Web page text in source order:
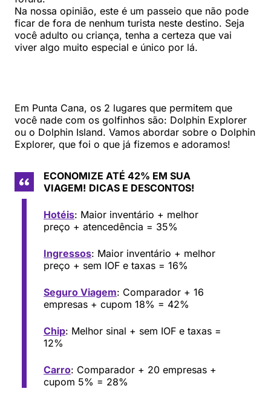
Na nossa opinião, este é um passeio que não pode
ficar de fora de nenhum turista neste destino. Seja
você adulto ou criança, tenha a certeza que vai
viver algo muito especial e único por lá.
Em Punta Cana, os 2 lugares que permitem que
você nade com os golfinhos são: Dolphin Explorer
ou o Dolphin Island. Vamos abordar sobre o Dolphin
Explorer, que foi o que já fizemos e adoramos!
ECONOMIZE ATÉ 42% EM SUA
VIAGEM! DICAS E DESCONTOS!
Hotéis: Maior inventário + melhor
preço + atencedência = 35%
Ingressos: Maior inventário + melhor
preço + sem IOF e taxas = 16%
Seguro Viagem: Comparador + 16
empresas + cupom 18% = 42%
Chip: Melhor sinal + sem IOF e taxas =
12%
Carro: Comparador + 20 empresas +
cupom 5% = 28%